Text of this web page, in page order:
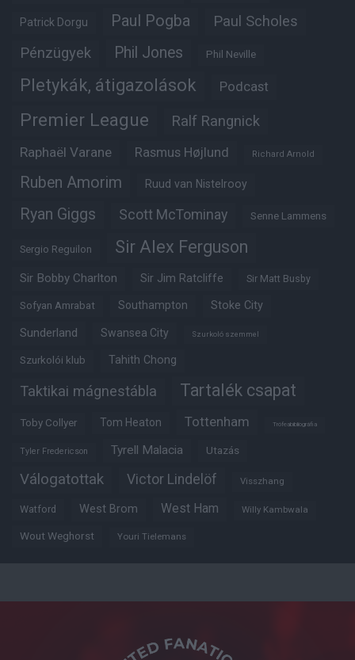
Patrick Dorgu Paul Pogba Paul Scholes
Pénzügyek Phil Jones Phil Neville
Pletykák, átigazolások Podcast
Premier League Ralf Rangnick
Raphaël Varane Rasmus Højlund Richard Arnold
Ruben Amorim Ruud van Nistelrooy
Ryan Giggs Scott McTominay Senne Lammens
Sergio Reguilon Sir Alex Ferguson
Sir Bobby Charlton Sir Jim Ratcliffe Sir Matt Busby
Sofyan Amrabat Southampton Stoke City
Sunderland Swansea City Szurkoló szemmel
Szurkolói klub Tahith Chong
Taktikai mágnestábla Tartalék csapat
Toby Collyer Tom Heaton Tottenham Trófeabibliográfia
Tyler Fredericson Tyrell Malacia Utazás
Válogatottak Victor Lindelöf Visszhang
Watford West Brom West Ham Willy Kambwala
Wout Weghorst Youri Tielemans